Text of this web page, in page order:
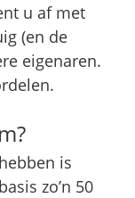
u af met
(en de
eigenaren.
is
zo’n 50